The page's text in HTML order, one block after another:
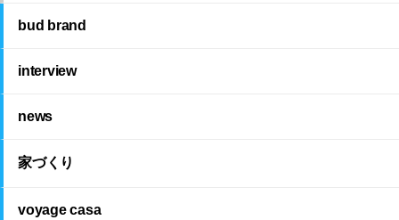
bud brand
interview
news
家づくり
voyage casa